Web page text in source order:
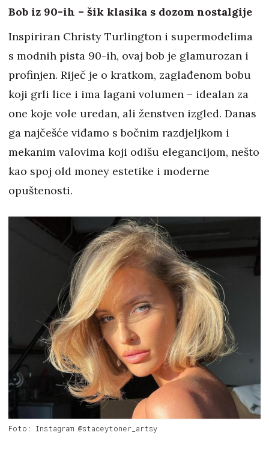
Bob iz 90-ih – šik klasika s dozom nostalgije
Inspiriran Christy Turlington i supermodelima
s modnih pista 90-ih, ovaj bob je glamurozan i
profinjen. Riječ je o kratkom, zaglađenom bobu
koji grli lice i ima lagani volumen – idealan za
one koje vole uredan, ali ženstven izgled. Danas
ga najčešće viđamo s bočnim razdjeljkom i
mekanim valovima koji odišu elegancijom, nešto
kao spoj old money estetike i moderne
opuštenosti.
Foto: Instagram @staceytoner_artsy